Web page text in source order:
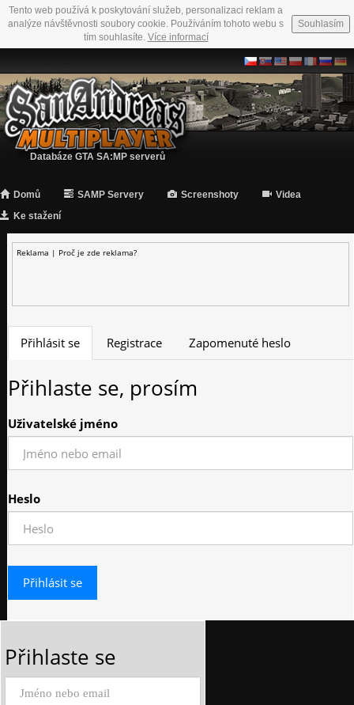
Tento web používá k poskytování služeb, personalizaci reklam a
analýze návštěvnosti soubory cookie. Používáním tohoto webu s
tím souhlasíte. Více informací
Souhlasím
Databáze GTA SA:MP serverů
Domů SAMP Servery Screenshoty
Videa
Ke stažení
Reklama | Proč je zde reklama?
Přihlásit se Registrace Zapomenuté heslo
Přihlaste se, prosím
Uživatelské jméno
Heslo
Přihlaste se